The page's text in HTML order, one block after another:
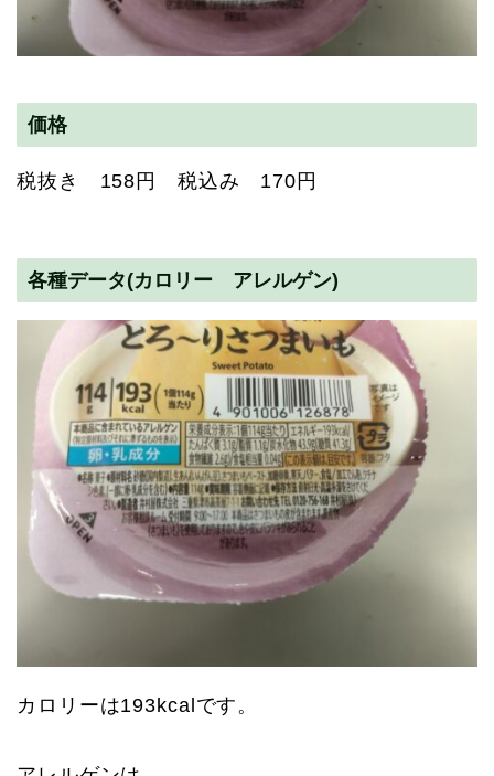
価格
税抜き 158円 税込み 170円
各種データ(カロリー アレルゲン)
カロリーは193kcalです。